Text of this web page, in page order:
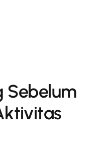
Sebelum